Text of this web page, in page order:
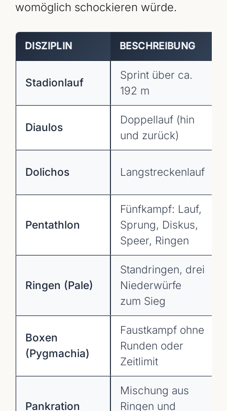
womöglich schockieren würde.
DISZIPLIN BESCHREIBUNG
Stadionlauf
Sprint über ca.
192 m
Diaulos
Doppellauf (hin
und zurück)
Dolichos Langstreckenlauf
Pentathlon
Fünfkampf: Lauf,
Sprung, Diskus,
Speer, Ringen
Ringen (Pale)
Standringen, drei
Niederwürfe
zum Sieg
Boxen
(Pygmachia)
Faustkampf ohne
Runden oder
Zeitlimit
Pankration
Mischung aus
Ringen und